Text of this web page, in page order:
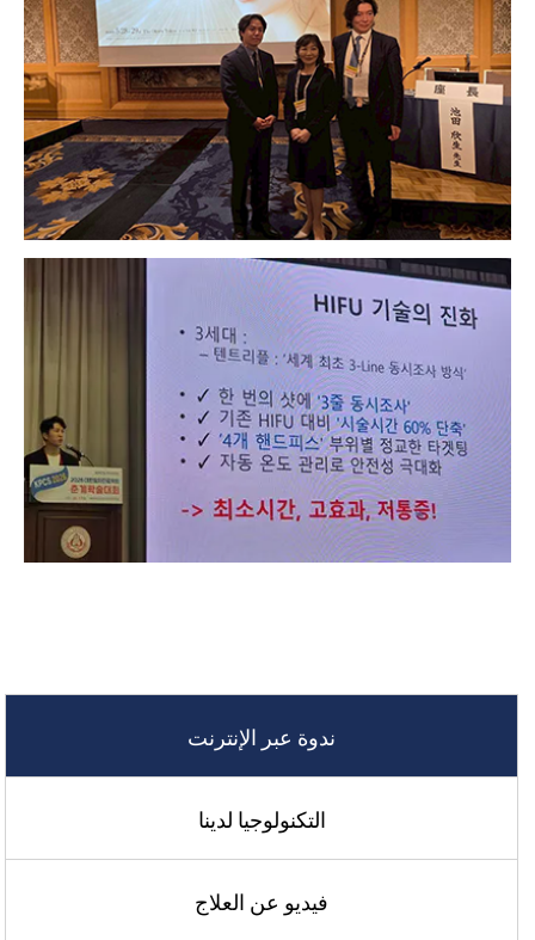
ندوة عبر الإنترنت
التكنولوجيا لدينا
فيديو عن العلاج